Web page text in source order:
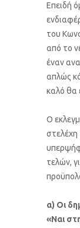
Επειδή
του
από το
έναν
απλώς
καλό θα
Ο
στελέχη
τελών,
α) Οι
«Ναι